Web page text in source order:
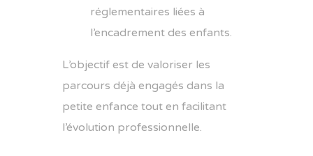
réglementaires liées à
l’encadrement des enfants.
L’objectif est de valoriser les
parcours déjà engagés dans la
petite enfance tout en facilitant
l’évolution professionnelle.